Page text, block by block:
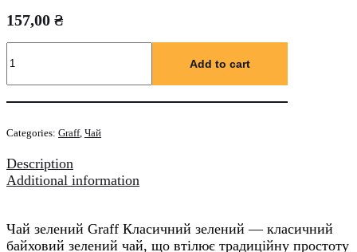
157,00 ₴
зелений
зелений
пакетів
Add to cart
Categories: Graff, Чай
Description
Additional information
Чай зелений Graff Класичний зелений — класичний
байховий зелений чай, що втілює традиційну простоту